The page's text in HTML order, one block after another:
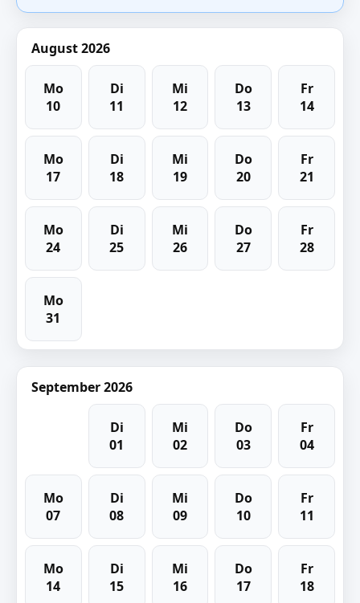
August 2026
Mo
10
Di
11
Mi
12
Do
13
Fr
14
Mo
17
Di
18
Mi
19
Do
20
Fr
21
Mo
24
Di
25
Mi
26
Do
27
Fr
28
Mo
31
September 2026
Di
01
Mi
02
Do
03
Fr
04
Mo
07
Di
08
Mi
09
Do
10
Fr
11
Mo
14
Di
15
Mi
16
Do
17
Fr
18